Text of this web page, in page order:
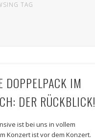
TAG
DOPPELPACK IM
DER RÜCKBLICK!
ist bei uns in vollem
Konzert ist vor dem Konzert.